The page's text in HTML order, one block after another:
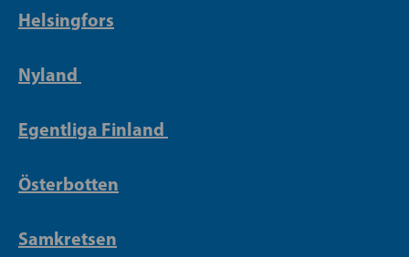
Helsingfors
Nyland
Egentliga Finland
Österbotten
Samkretsen